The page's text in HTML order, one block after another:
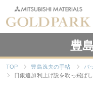
豊
TOP 豊島逸夫の手帖
バ
日銀追加利上げ説を吹っ飛ば